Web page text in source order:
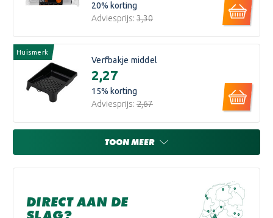
20% korting
Adviesprijs: €3,30
Huismerk
Verfbakje middel
€2,27
15% korting
Adviesprijs: €2,67
TOON MEER
DIRECT AAN DE